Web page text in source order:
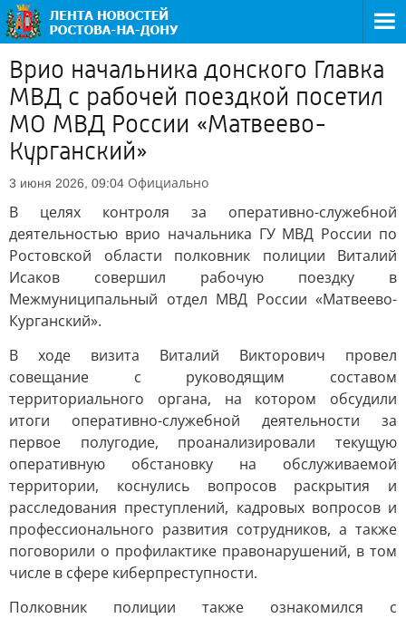
Врио начальника донского Главка
МВД с рабочей поездкой посетил
МО МВД России «Матвеево-
Курганский»
3 июня 2026, 09:04 Официально
В целях контроля за оперативно-служебной
деятельностью врио начальника ГУ МВД России по
Ростовской области полковник полиции Виталий
Исаков совершил рабочую поездку в
Межмуниципальный отдел МВД России «Матвеево-
Курганский».
В ходе визита Виталий Викторович провел
совещание с руководящим составом
территориального органа, на котором обсудили
итоги оперативно-служебной деятельности за
первое полугодие, проанализировали текущую
оперативную обстановку на обслуживаемой
территории, коснулись вопросов раскрытия и
расследования преступлений, кадровых вопросов и
профессионального развития сотрудников, а также
поговорили о профилактике правонарушений, в том
числе в сфере киберпреступности.
Полковник полиции также ознакомился с